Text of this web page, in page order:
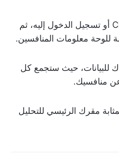
ابدأ بإنشاء حساب ClickUp أو تسجيل الدخول إليه، ثم
معلومات المنافسين.
للبيانات، حيث ستجمع كل
عن منافسيك.
مقرك الرئيسي للتحليل